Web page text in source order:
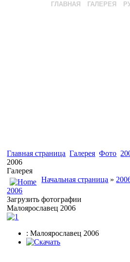
ГЛАВНАЯ ГАЛЕРЕЯ
Главная страница Галерея Фото
2006
Галерея
Начальная страница »
2006
Загрузить фотографии
Малоярославец 2006
: Малоярославец 2006